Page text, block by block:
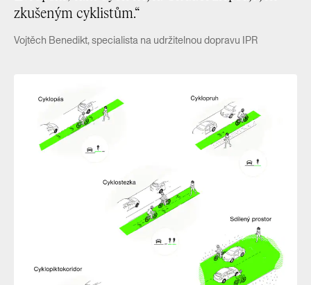
zkušeným cyklistům.“
Vojtěch Benedikt, specialista na udržitelnou dopravu IPR